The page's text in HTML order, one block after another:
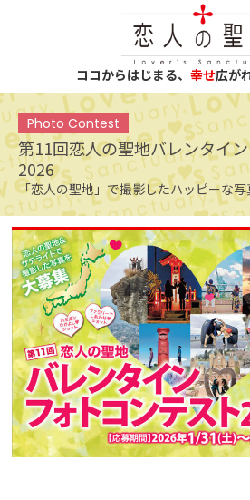
ココからはじまる、 幸せ広が
Photo Contest
第11回恋人の聖地バレンタイ
2026
「恋人の聖地」で撮影したハッピーな写